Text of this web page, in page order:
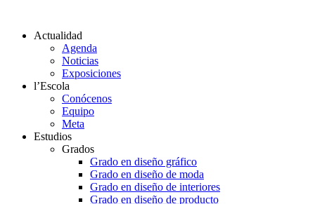
Actualidad
Agenda
Noticias
Exposiciones
l’Escola
Conócenos
Equipo
Meta
Estudios
Grados
Grado en diseño gráfico
Grado en diseño de moda
Grado en diseño de interiores
Grado en diseño de producto